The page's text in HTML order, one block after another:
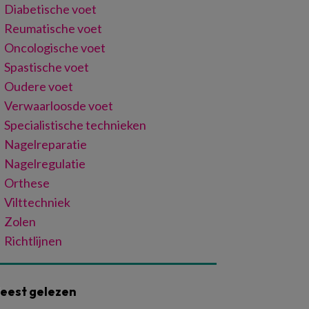
Diabetische voet
Reumatische voet
Oncologische voet
Spastische voet
Oudere voet
Verwaarloosde voet
Specialistische technieken
Nagelreparatie
Nagelregulatie
Orthese
Vilttechniek
Zolen
Richtlijnen
gelezen